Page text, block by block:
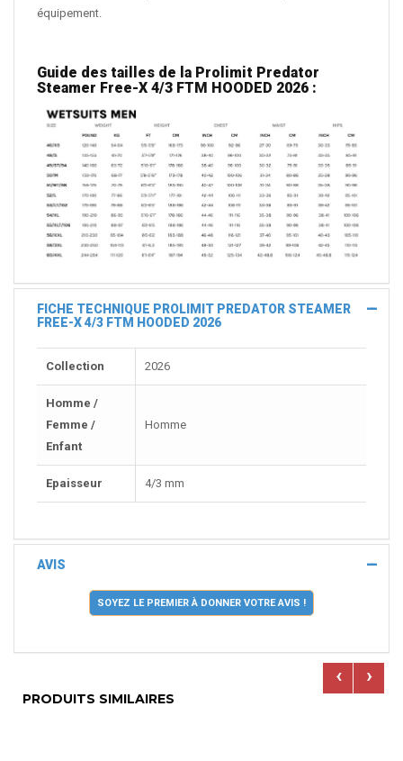
équipement.
Guide des tailles de la Prolimit Predator
Steamer Free-X 4/3 FTM HOODED 2026 :
FICHE TECHNIQUE PROLIMIT PREDATOR STEAMER
FREE-X 4/3 FTM HOODED 2026
Collection 2026
Homme /
Femme /
Enfant
Homme
Epaisseur 4/3 mm
AVIS
SOYEZ LE PREMIER À DONNER VOTRE AVIS !
PRODUITS SIMILAIRES
‹ ›